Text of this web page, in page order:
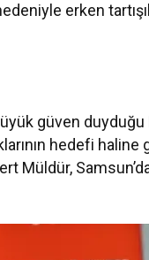
erken
güven
hedefi
Müldür,